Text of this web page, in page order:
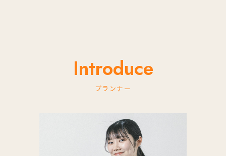
Introduce
プランナー